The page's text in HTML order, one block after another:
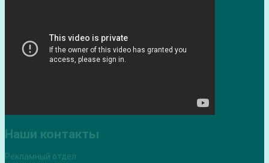
Наши контакты
Рекламный отдел: